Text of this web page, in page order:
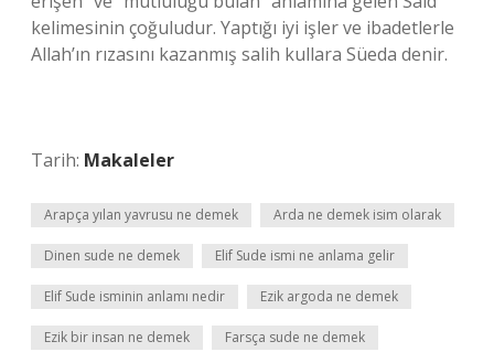
kelimesinin çoğuludur. Yaptığı iyi işler ve ibadetlerle
Allah’ın rızasını kazanmış salih kullara Süeda denir.
Tarih: Makaleler
Arapça yılan yavrusu ne demek Arda ne demek isim olarak
Dinen sude ne demek Elif Sude ismi ne anlama gelir
Elif Sude isminin anlamı nedir Ezik argoda ne demek
Ezik bir insan ne demek Farsça sude ne demek